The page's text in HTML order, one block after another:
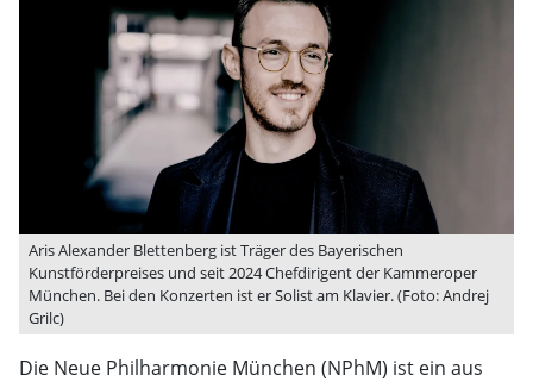
Aris Alexander Blettenberg ist Träger des Bayerischen
Kunstförderpreises und seit 2024 Chefdirigent der Kammeroper
München. Bei den Konzerten ist er Solist am Klavier. (Foto: Andrej
Grilc)
Die Neue Philharmonie München (NPhM) ist ein aus